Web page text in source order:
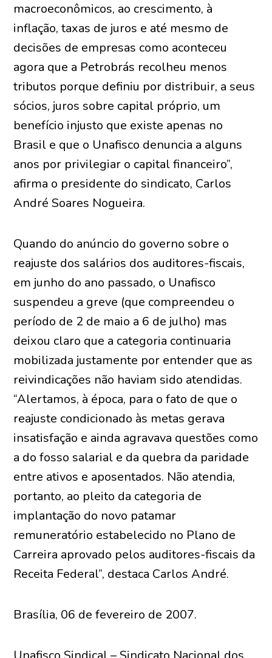
macroeconômicos, ao crescimento, à
inflação, taxas de juros e até mesmo de
decisões de empresas como aconteceu
agora que a Petrobrás recolheu menos
tributos porque definiu por distribuir, a seus
sócios, juros sobre capital próprio, um
benefício injusto que existe apenas no
Brasil e que o Unafisco denuncia a alguns
anos por privilegiar o capital financeiro”,
afirma o presidente do sindicato, Carlos
André Soares Nogueira.
Quando do anúncio do governo sobre o
reajuste dos salários dos auditores-fiscais,
em junho do ano passado, o Unafisco
suspendeu a greve (que compreendeu o
período de 2 de maio a 6 de julho) mas
deixou claro que a categoria continuaria
mobilizada justamente por entender que as
reivindicações não haviam sido atendidas.
“Alertamos, à época, para o fato de que o
reajuste condicionado às metas gerava
insatisfação e ainda agravava questões como
a do fosso salarial e da quebra da paridade
entre ativos e aposentados. Não atendia,
portanto, ao pleito da categoria de
implantação do novo patamar
remuneratório estabelecido no Plano de
Carreira aprovado pelos auditores-fiscais da
Receita Federal”, destaca Carlos André.
Brasília, 06 de fevereiro de 2007.